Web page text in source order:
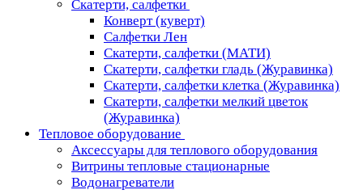
Скатерти, салфетки
Конверт (куверт)
Салфетки Лен
Скатерти, салфетки (МАТИ)
Скатерти, салфетки гладь (Журавинка)
Скатерти, салфетки клетка (Журавинка)
Скатерти, салфетки мелкий цветок
(Журавинка)
Тепловое оборудование
Аксессуары для теплового оборудования
Витрины тепловые стационарные
Водонагреватели